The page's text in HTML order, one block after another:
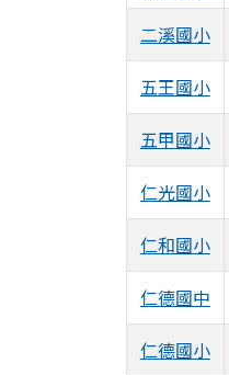
二溪國小
五王國小
五甲國小
仁光國小
仁和國小
仁德國中
仁德國小